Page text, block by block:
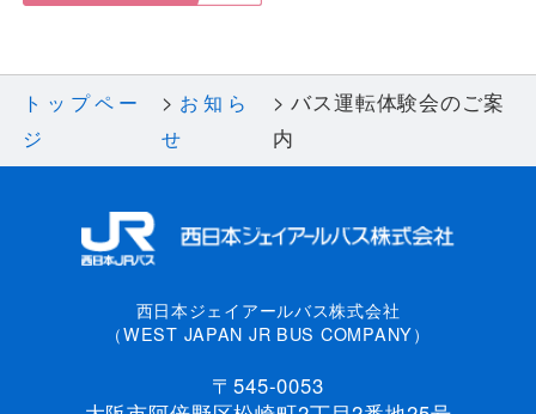
トップペー
ジ
お知ら
せ
バス運転体験会のご案
内
西日本ジェイアールバス株式会社
（WEST JAPAN JR BUS COMPANY）
〒545-0053